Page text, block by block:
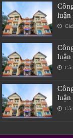
luận
luận
luận